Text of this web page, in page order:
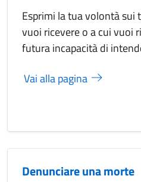
Esprimi la tua volontà
vuoi ricevere o a cui vuoi
futura incapacità di
Vai alla pagina
Denunciare una morte